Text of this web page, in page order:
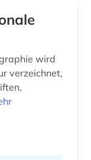
geschichte &lt;1550-1921&gt; (1)
wird
verzeichnet,